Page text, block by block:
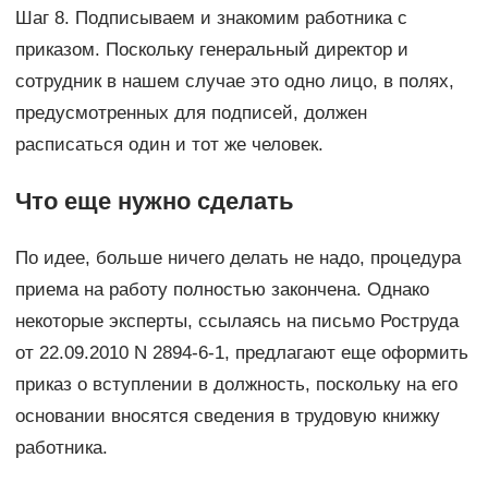
Шаг 8. Подписываем и знакомим работника с
приказом. Поскольку генеральный директор и
сотрудник в нашем случае это одно лицо, в полях,
предусмотренных для подписей, должен
расписаться один и тот же человек.
Что еще нужно сделать
По идее, больше ничего делать не надо, процедура
приема на работу полностью закончена. Однако
некоторые эксперты, ссылаясь на письмо Роструда
от 22.09.2010 N 2894-6-1, предлагают еще оформить
приказ о вступлении в должность, поскольку на его
основании вносятся сведения в трудовую книжку
работника.